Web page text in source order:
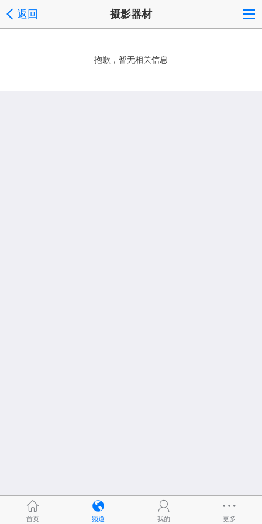
返回 摄影器材
抱歉，暂无相关信息
首页 频道 我的 更多